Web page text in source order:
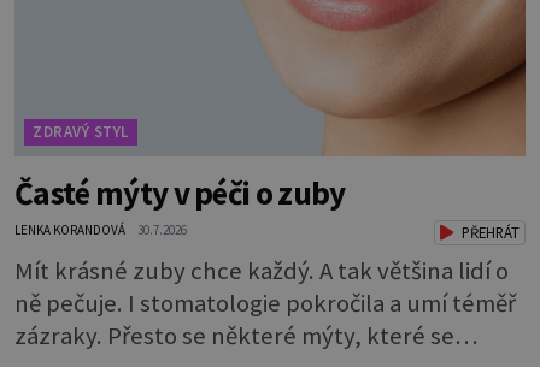
ZDRAVÝ STYL
Časté mýty v péči o zuby
LENKA KORANDOVÁ 30.7.2026 PŘEHRÁT
Mít krásné zuby chce každý. A tak většina lidí o
ně pečuje. I stomatologie pokročila a umí téměř
zázraky. Přesto se některé mýty, které se